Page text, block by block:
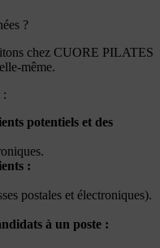
?
chez CUORE PILATES
même.
:
potentiels et des
:
postales et électroniques).
à un poste :